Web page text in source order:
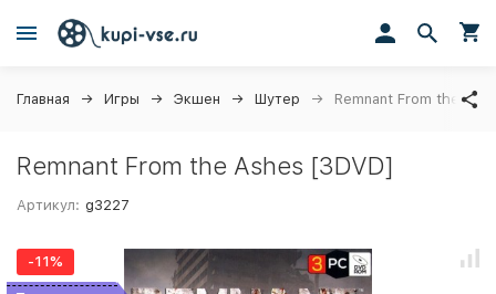
Главная Игры Экшен Шутер Remnant From the
Remnant From the Ashes [3DVD]
Артикул: g3227
-11%